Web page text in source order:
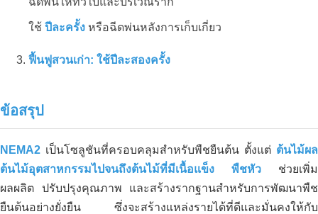
ใช้ ปีละครั้ง หรือฉีดพ่นหลังการเก็บเกี่ยว
ฟื้นฟูสวนเก่า: ใช้ปีละสองครั้ง
ข้อสรุป
NEMA2 เป็นโซลูชันที่ครอบคลุมสำหรับพืชยืนต้น ตั้งแต่ ต้นไม้ผล
ต้นไม้อุตสาหกรรมไปจนถึงต้นไม้ที่มีเนื้อแข็ง พืชหัว ช่วยเพิ่ม
ผลผลิต ปรับปรุงคุณภาพ และสร้างรากฐานสำหรับการพัฒนาพืช
ยืนต้นอย่างยั่งยืน ซึ่งจะสร้างแหล่งรายได้ที่ดีและมั่นคงให้กับ